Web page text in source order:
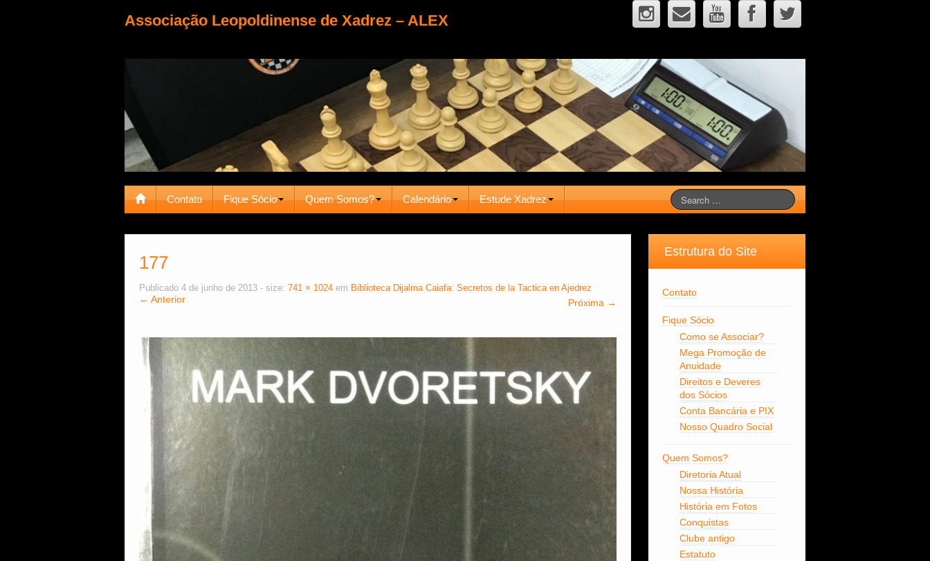
Associação Leopoldinense de Xadrez – ALEX
Contato Fique Sócio Quem Somos? Calendário Estude Xadrez
177
Publicado 4 de junho de 2013 - size: 741 × 1024 em Biblioteca Dijalma Caiafa: Secretos de la Tactica en Ajedrez
← Anterior Próxima →
Estrutura do Site
Contato
Fique Sócio
Como se Associar?
Mega Promoção de
Anuidade
Direitos e Deveres
dos Sócios
Conta Bancária e PIX
Nosso Quadro Social
Quem Somos?
Diretoria Atual
Nossa História
História em Fotos
Conquistas
Clube antigo
Estatuto